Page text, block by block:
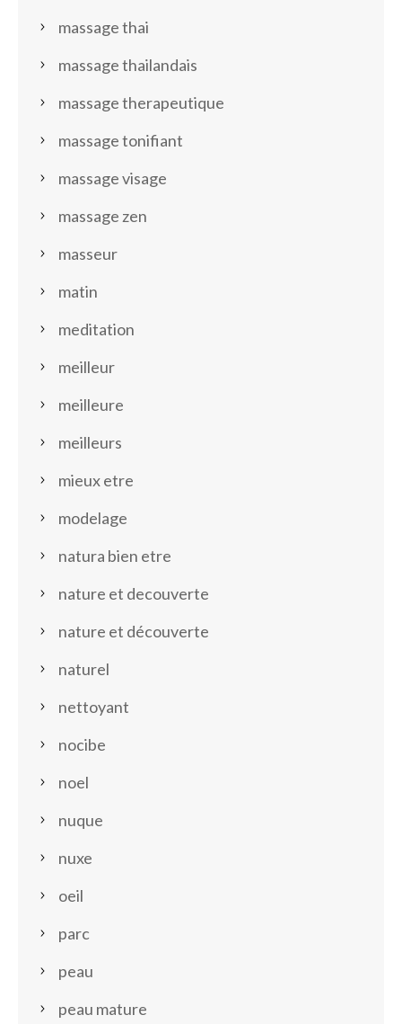
massage thai
massage thailandais
massage therapeutique
massage tonifiant
massage visage
massage zen
masseur
matin
meditation
meilleur
meilleure
meilleurs
mieux etre
modelage
natura bien etre
nature et decouverte
nature et découverte
naturel
nettoyant
nocibe
noel
nuque
nuxe
oeil
parc
peau
peau mature